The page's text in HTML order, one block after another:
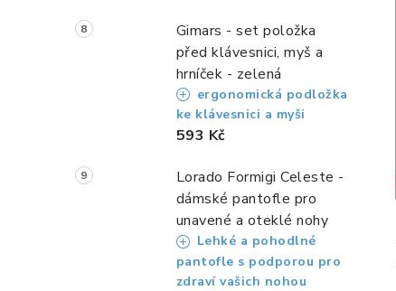
Gimars - set položka
před klávesnici, myš a
hrníček - zelená
ergonomická podložka
ke klávesnici a myši
593 Kč
Lorado Formigi Celeste -
dámské pantofle pro
unavené a oteklé nohy
Lehké a pohodlné
pantofle s podporou pro
zdraví vašich nohou